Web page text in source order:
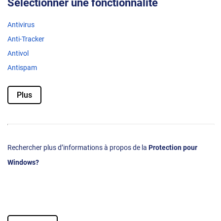
Sélectionner une fonctionnalité
Antivirus
Anti-Tracker
Antivol
Antispam
Plus
Rechercher plus d’informations à propos de la Protection pour
Windows?